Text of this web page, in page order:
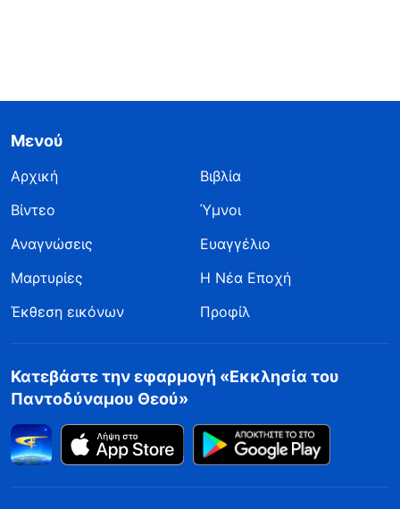
Μενού
Αρχική
Βιβλία
Βίντεο
Ύμνοι
Αναγνώσεις
Ευαγγέλιο
Μαρτυρίες
Η Νέα Εποχή
Έκθεση εικόνων
Προφίλ
Κατεβάστε την εφαρμογή «Εκκλησία του
Παντοδύναμου Θεού»